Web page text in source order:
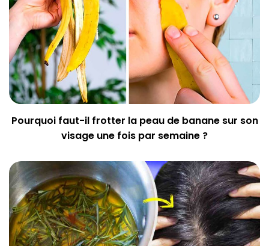
Pourquoi faut-il frotter la peau de banane sur son
visage une fois par semaine ?